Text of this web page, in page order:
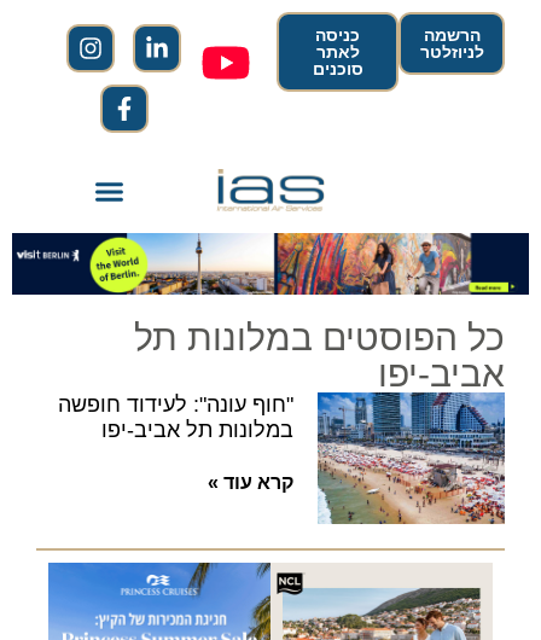
הרשמה
לניוזלטר
כניסה
לאתר
סוכנים
כל הפוסטים במלונות תל
אביב-יפו
"חוף עונה": לעידוד חופשה
במלונות תל אביב-יפו
קרא עוד »